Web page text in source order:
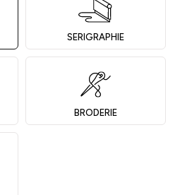
SERIGRAPHIE
BRODERIE